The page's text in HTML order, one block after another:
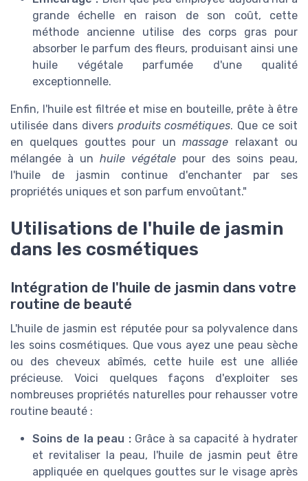
grande échelle en raison de son coût, cette
méthode ancienne utilise des corps gras pour
absorber le parfum des fleurs, produisant ainsi une
huile végétale parfumée d'une qualité
exceptionnelle.
Enfin, l'huile est filtrée et mise en bouteille, prête à être
utilisée dans divers produits cosmétiques. Que ce soit
en quelques gouttes pour unmassage relaxant ou
mélangée à un huile végétale pour des soins peau,
l'huile de jasmin continue d'enchanter par ses
propriétés uniques et son parfum envoûtant."
Utilisations de l'huile de jasmin
dans les cosmétiques
Intégration de l'huile de jasmin dans votre
routine de beauté
L'huile de jasmin est réputée pour sa polyvalence dans
les soins cosmétiques. Que vous ayez une peau sèche
ou des cheveux abîmés, cette huile est une alliée
précieuse. Voici quelques façons d'exploiter ses
nombreuses propriétés naturelles pour rehausser votre
routine beauté :
Soins de la peau :Grâce à sa capacité à hydrater
et revitaliser la peau, l'huile de jasmin peut être
appliquée en quelques gouttes sur le visage après